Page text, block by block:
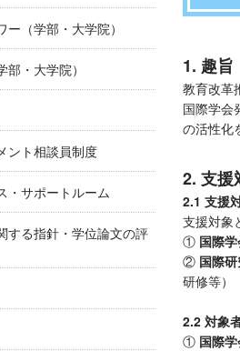
1. 趣旨
教育改革
国際学会
の活性化
2. 支援
2.1 支援
支援対象
① 国際
② 国際
研修等）
2.2 対象
① 国際
ー（学部・大学院）
・大学院）
ント相談員制度
・サポートルーム
する指針・学位論文の評